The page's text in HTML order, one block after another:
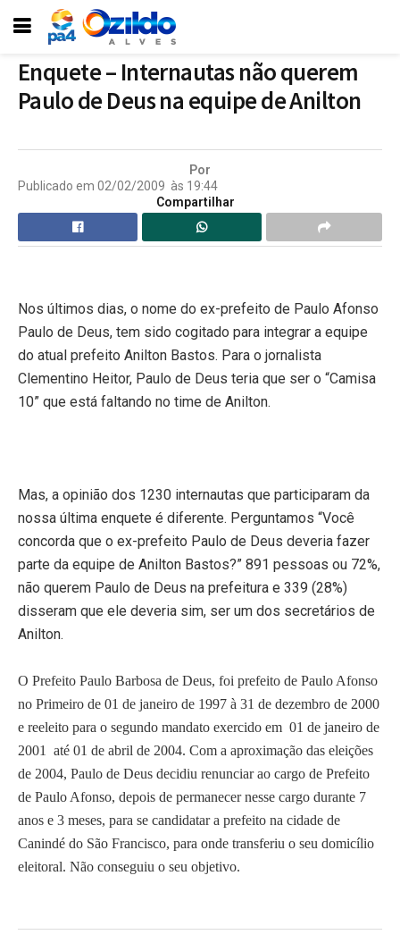
Enquete – Internautas não querem
Paulo de Deus na equipe de Anilton
Por
Publicado em 02/02/2009 às 19:44
Compartilhar
Nos últimos dias, o nome do ex-prefeito de Paulo Afonso
Paulo de Deus, tem sido cogitado para integrar a equipe
do atual prefeito Anilton Bastos. Para o jornalista
Clementino Heitor, Paulo de Deus teria que ser o “Camisa
10” que está faltando no time de Anilton.
Mas, a opinião dos 1230 internautas que participaram da
nossa última enquete é diferente. Perguntamos “Você
concorda que o ex-prefeito Paulo de Deus deveria fazer
parte da equipe de Anilton Bastos?” 891 pessoas ou 72%,
não querem Paulo de Deus na prefeitura e 339 (28%)
disseram que ele deveria sim, ser um dos secretários de
Anilton.
O Prefeito Paulo Barbosa de Deus, foi prefeito de Paulo Afonso
no Primeiro de 01 de janeiro de 1997 à 31 de dezembro de 2000
e reeleito para o segundo mandato exercido em 01 de janeiro de
2001 até 01 de abril de 2004. Com a aproximação das eleições
de 2004, Paulo de Deus decidiu renunciar ao cargo de Prefeito
de Paulo Afonso, depois de permanecer nesse cargo durante 7
anos e 3 meses, para se candidatar a prefeito na cidade de
Canindé do São Francisco, para onde transferiu o seu domicílio
eleitoral. Não conseguiu o seu objetivo.